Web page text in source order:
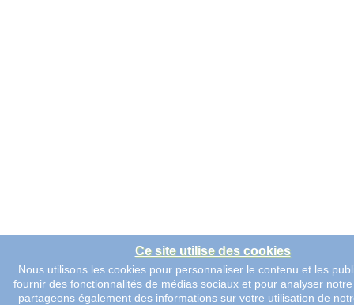
Ce site utilise des cookies
Nous utilisons les cookies pour personnaliser le contenu et les
fournir des fonctionnalités de médias sociaux et pour analyser
partageons également des informations sur votre utilisation de